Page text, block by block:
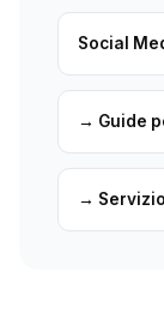
Social
→ Guide
→ Servizio